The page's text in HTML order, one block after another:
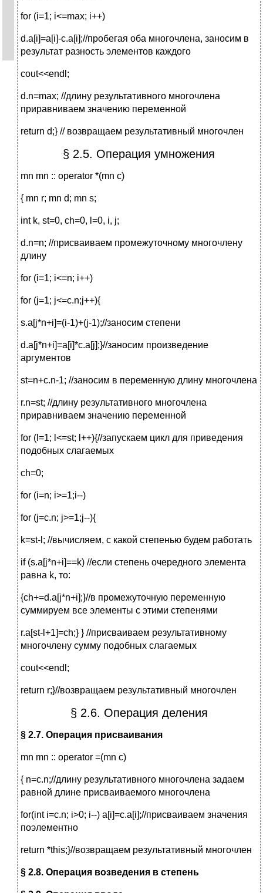
for (i=1; i<=max; i++)
d.a[i]=a[i]-c.a[i];//пробегая оба многочлена, заносим в
результат разность элементов каждого
cout<<endl;
d.n=max; //длину результативного многочлена
приравниваем значению переменной
return d;} // возвращаем результативный многочлен
§ 2.5. Операция умножения
mn mn :: operator *(mn c)
{ mn r; mn d; mn s;
int k, st=0, ch=0, l=0, i, j;
d.n=n; //присваиваем промежуточному многочлену
длину
for (i=1; i<=n; i++)
for (j=1; j<=c.n;j++){
s.a[j*n+i]=(i-1)+(j-1);//заносим степени
d.a[j*n+i]=a[i]*c.a[j];}//заносим произведение
аргументов
st=n+c.n-1; //заносим в переменную длину многочлена
r.n=st; //длину результативного многочлена
приравниваем значению переменной
for (l=1; l<=st; l++){//запускаем цикл для приведения
подобных слагаемых
ch=0;
for (i=n; i>=1;i--)
for (j=c.n; j>=1;j--){
k=st-l; //вычисляем, с какой степенью будем работать
if (s.a[j*n+i]==k) //если степень очередного элемента
равна k, то:
{ch+=d.a[j*n+i];}//в промежуточную переменную
суммируем все элементы с этими степенями
r.a[st-l+1]=ch;} } //присваиваем результативному
многочлену сумму подобных слагаемых
cout<<endl;
return r;}//возвращаем результативный многочлен
§ 2.6. Операция деления
§ 2.7. Операция присваивания
mn mn :: operator =(mn c)
{ n=c.n;//длину результативного многочлена задаем
равной длине присваиваемого многочлена
for(int i=c.n; i>0; i--) a[i]=c.a[i];//присваиваем значения
поэлементно
return *this;}//возвращаем результативный многочлен
§ 2.8. Операция возведения в степень